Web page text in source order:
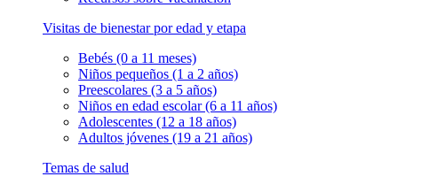
Visitas de bienestar por edad y etapa
Bebés (0 a 11 meses)
Niños pequeños (1 a 2 años)
Preescolares (3 a 5 años)
Niños en edad escolar (6 a 11 años)
Adolescentes (12 a 18 años)
Adultos jóvenes (19 a 21 años)
Temas de salud